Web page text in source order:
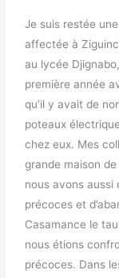
Je suis restée
affectée à
au lycée
première année
qu’il y avait de
poteaux
chez eux. Mes
grande maison
nous avons aussi
précoces et
Casamance le
nous étions
précoces. Dans